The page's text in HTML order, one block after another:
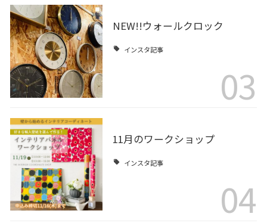
NEW!!ウォールクロック
インスタ記事
03
11月のワークショップ
インスタ記事
04